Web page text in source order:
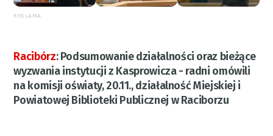
REKLAMA
Racibórz:Podsumowanie działalności oraz bieżące
wyzwania instytucji z Kasprowicza - radni omówili
na komisji oświaty, 20.11., działalność Miejskiej i
Powiatowej Biblioteki Publicznej w Raciborzu